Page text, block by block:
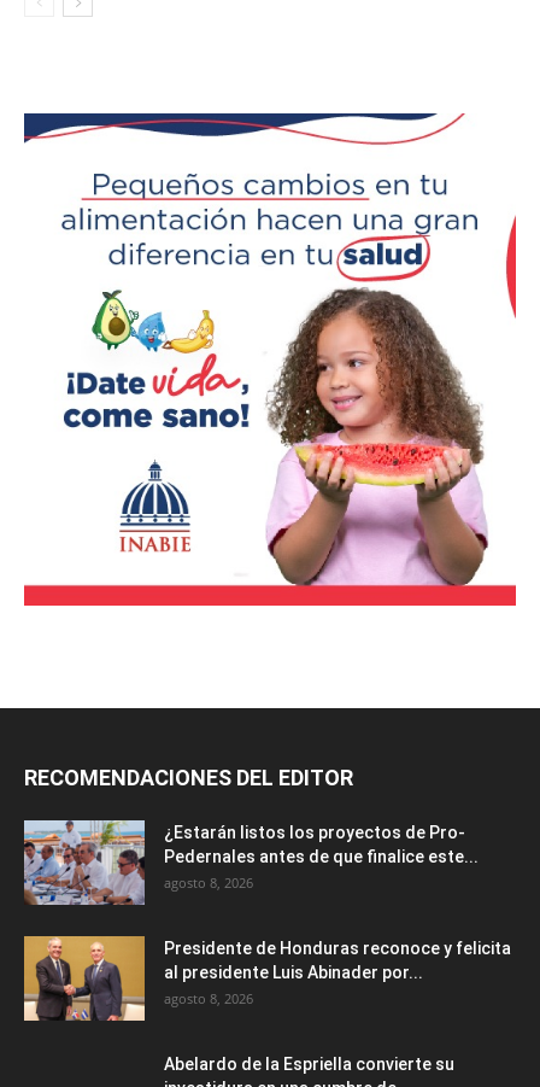
RECOMENDACIONES DEL EDITOR
¿Estarán listos los proyectos de Pro-
Pedernales antes de que finalice este...
agosto 8, 2026
Presidente de Honduras reconoce y felicita
al presidente Luis Abinader por...
agosto 8, 2026
Abelardo de la Espriella convierte su